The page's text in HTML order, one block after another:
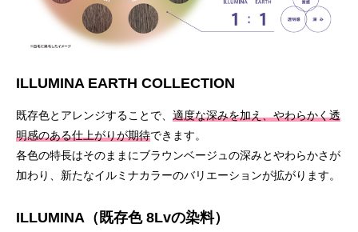
ILLUMINA EARTH COLLECTION
既存色とアレンジすることで、 適度な深みを加え、やわらかく透
明感のある仕上がりが期待できます。
各色の特長はそのままにブラウンベージュの深みとやわらかさが
加わり、新たなイルミナカラーのバリエーションが拡がります。
ILLUMINA（既存色 8Lvの染料）